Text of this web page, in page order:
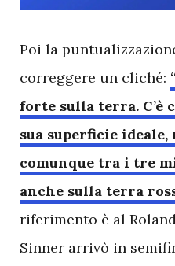
Poi la
correggere un cliché:
forte sulla terra. C’è
sua superficie ideale,
comunque tra i tre
anche sulla terra
riferimento è al
Sinner arrivò in